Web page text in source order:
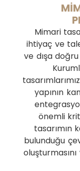
Mimari
ihtiyaç ve
ve dışa
yapının
önemli
tasarımın
bulunduğu